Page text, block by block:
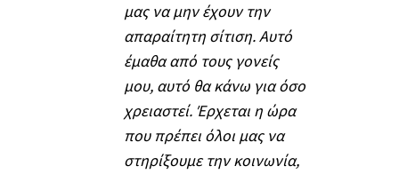
μας να μην έχουν την
απαραίτητη σίτιση. Αυτό
έμαθα από τους γονείς
μου, αυτό θα κάνω για όσο
χρειαστεί. Έρχεται η ώρα
που πρέπει όλοι μας να
στηρίξουμε την κοινωνία,